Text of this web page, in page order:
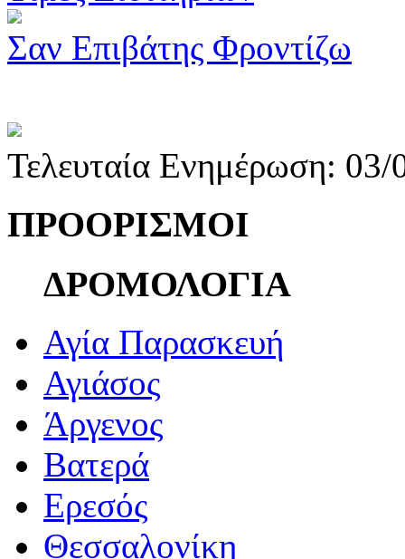
Σαν Επιβάτης Φροντίζω
Τελευταία Ενημέρωση:
ΠΡΟΟΡΙΣΜΟΙ
ΔΡΟΜΟΛΟΓΙΑ
Αγία Παρασκευή
Αγιάσος
Άργενος
Βατερά
Ερεσός
Θεσσαλονίκη